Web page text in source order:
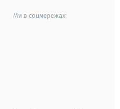
Ми в соцмережах: